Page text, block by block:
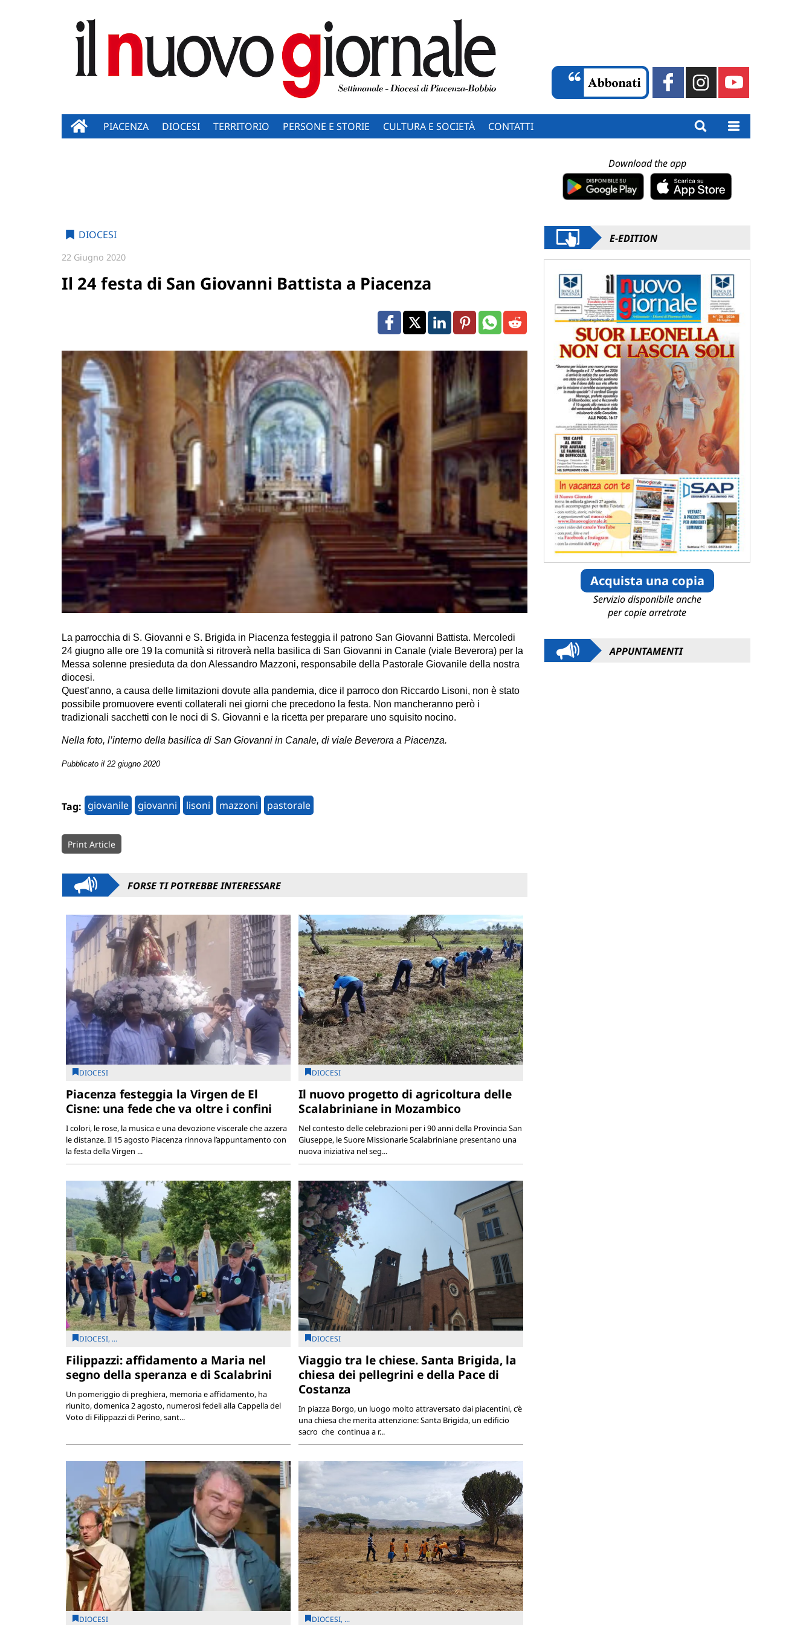
PIACENZA DIOCESI TERRITORIO PERSONE E STORIE CULTURA E SOCIETÀ CONTATTI
DIOCESI
22 Giugno 2020
Il 24 festa di San Giovanni Battista a Piacenza
La parrocchia di S. Giovanni e S. Brigida in Piacenza festeggia il patrono San Giovanni Battista. Mercoledi
24 giugno alle ore 19 la comunità si ritroverà nella basilica di San Giovanni in Canale (viale Beverora) per la
Messa solenne presieduta da don Alessandro Mazzoni, responsabile della Pastorale Giovanile della nostra
diocesi.
Quest’anno, a causa delle limitazioni dovute alla pandemia, dice il parroco don Riccardo Lisoni, non è stato
possibile promuovere eventi collaterali nei giorni che precedono la festa. Non mancheranno però i
tradizionali sacchetti con le noci di S. Giovanni e la ricetta per preparare uno squisito nocino.
Nella foto, l’interno della basilica di San Giovanni in Canale, di viale Beverora a Piacenza.
Pubblicato il 22 giugno 2020
Tag: giovanile giovanni lisoni mazzoni pastorale
Print Article
FORSE TI POTREBBE INTERESSARE
DIOCESI
Piacenza festeggia la Virgen de El
Cisne: una fede che va oltre i confini
I colori, le rose, la musica e una devozione viscerale che azzera
le distanze. Il 15 agosto Piacenza rinnova l’appuntamento con
la festa della Virgen ...
DIOCESI
Il nuovo progetto di agricoltura delle
Scalabriniane in Mozambico
Nel contesto delle celebrazioni per i 90 anni della Provincia San
Giuseppe, le Suore Missionarie Scalabriniane presentano una
nuova iniziativa nel seg...
DIOCESI, ...
Filippazzi: affidamento a Maria nel
segno della speranza e di Scalabrini
Un pomeriggio di preghiera, memoria e affidamento, ha
riunito, domenica 2 agosto, numerosi fedeli alla Cappella del
Voto di Filippazzi di Perino, sant...
DIOCESI
Viaggio tra le chiese. Santa Brigida, la
chiesa dei pellegrini e della Pace di
Costanza
In piazza Borgo, un luogo molto attraversato dai piacentini, c’è
una chiesa che merita attenzione: Santa Brigida, un edificio
sacro che continua a r...
DIOCESI DIOCESI, ...
Download the app
E-EDITION
Acquista una copia
Servizio disponibile anche
per copie arretrate
APPUNTAMENTI